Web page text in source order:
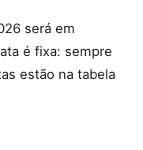
será em
é fixa: sempre
estão na tabela